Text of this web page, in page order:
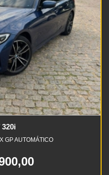
320i
GP AUTOMÁTICO